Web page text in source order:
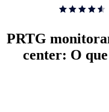
PRTG
center: O